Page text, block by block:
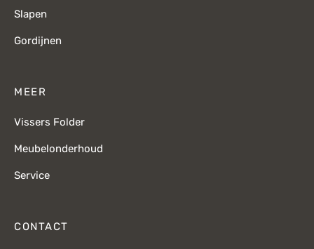
Slapen
Gordijnen
MEER
Vissers Folder
Meubelonderhoud
Service
CONTACT